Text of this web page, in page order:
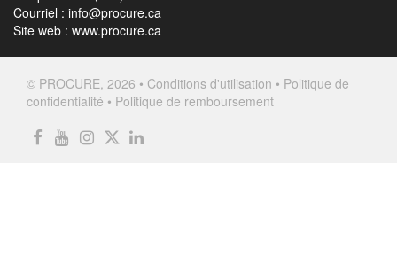
Courriel : info@procure.ca
Site web : www.procure.ca
© PROCURE, 2026 • Conditions d'utilisation • Politique de
confidentialité • Politique de remboursement